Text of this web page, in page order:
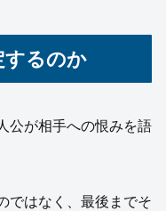
するのか
公が相手への恨みを語
ではなく、最後までそ